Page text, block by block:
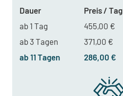
Dauer Preis / Tag
ab 1 Tag
455,00 €
ab 3 Tagen
371,00 €
ab 11 Tagen
286,00 €